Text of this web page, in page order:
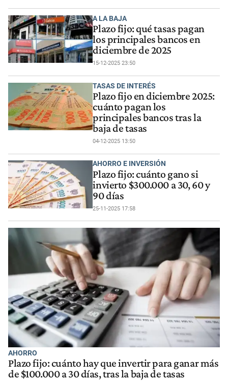
A LA BAJA
Plazo fijo: qué tasas pagan
los principales bancos en
diciembre de 2025
15-12-2025 23:50
TASAS DE INTERÉS
Plazo fijo en diciembre 2025:
cuánto pagan los
principales bancos tras la
baja de tasas
04-12-2025 13:50
AHORRO E INVERSIÓN
Plazo fijo: cuánto gano si
invierto $300.000 a 30, 60 y
90 días
25-11-2025 17:58
AHORRO
Plazo fijo: cuánto hay que invertir para ganar más
de $100.000 a 30 días, tras la baja de tasas